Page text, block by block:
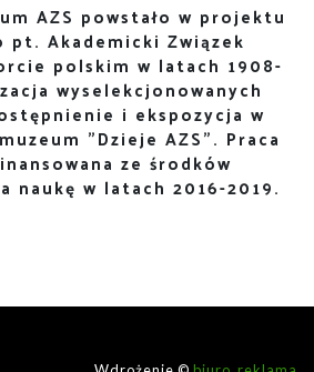
AZS powstało w projektu
pt. Akademicki Związek
polskim w latach 1908-
wyselekcjonowanych
i ekspozycja w
"Dzieje AZS". Praca
ze środków
naukę w latach 2016-2019.